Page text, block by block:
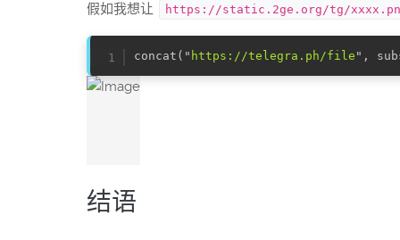
假如我想让 https://static.2ge.org/tg/
concat(" https://telegra.ph/file
结语